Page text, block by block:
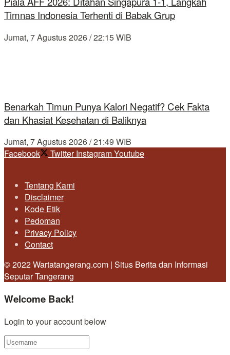
Timnas Indonesia Terhenti di Babak Grup
Jumat, 7 Agustus 2026 / 22:15 WIB
Benarkah Timun Punya Kalori Negatif? Cek Fakta
dan Khasiat Kesehatan di Baliknya
Jumat, 7 Agustus 2026 / 21:49 WIB
Facebook
Twitter InstagramYoutube
Tentang Kami
Disclaimer
Kode Etik
Pedoman
Privacy Policy
Contact
© 2022 Wartatangerang.com | Situs Berita dan Informasi
Seputar Tangerang
Welcome Back!
Login to your account below